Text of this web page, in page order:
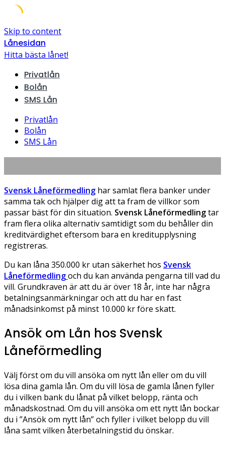
Skip to content
Lånesidan
Hitta bästa lånet!
Privatlån
Bolån
SMS Lån
Privatlån
Bolån
SMS Lån
Svensk Låneförmedling har samlat flera banker under
samma tak och hjälper dig att ta fram de villkor som
passar bäst för din situation. Svensk Låneförmedlingtar
fram flera olika alternativ samtidigt som du behåller din
kreditvärdighet eftersom bara en kreditupplysning
registreras.
Du kan låna 350.000 kr utan säkerhet hos Svensk
Låneförmedlingoch du kan använda pengarna till vad du
vill. Grundkraven är att du är över 18 år, inte har några
betalningsanmärkningar och att du har en fast
månadsinkomst på minst 10.000 kr före skatt.
Ansök om Lån hos Svensk
Låneförmedling
Välj först om du vill ansöka om nytt lån eller om du vill
lösa dina gamla lån. Om du vill lösa de gamla lånen fyller
du i vilken bank du lånat på vilket belopp, ränta och
månadskostnad. Om du vill ansöka om ett nytt lån bockar
du i ”Ansök om nytt lån” och fyller i vilket belopp du vill
låna samt vilken återbetalningstid du önskar.